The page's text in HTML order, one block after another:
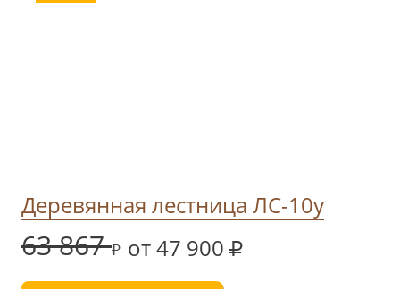
Деревянная лестница ЛС-10у
63 867 от 47 900